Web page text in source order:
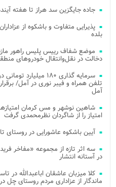
جاده جایگزین سد هراز تا هفته
بلده
موضع شفاف رییس پلیس راهور
دخالت در نقل‌وانتقال خودروهای
سرمایه گذاری ۱۸۰
آمل
شاهین نوشهر و مس کرمان
امتیاز را از شاگردان نظرمحمدی گرفت
آیین باشکوه عاشورایی در روستای
سه اثر تازه از مجموعه «مفاخر
در آستانه انتشار
کلا میزبان عاشقان اباعبدالله در
ماندگار از عزاداری مردم روستای چل